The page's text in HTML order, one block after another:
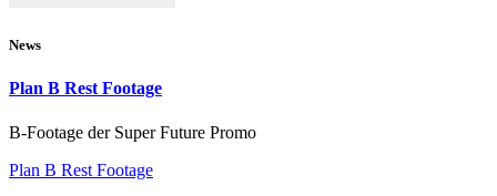
News
Plan B Rest Footage
B-Footage der Super Future Promo
Plan B Rest Footage